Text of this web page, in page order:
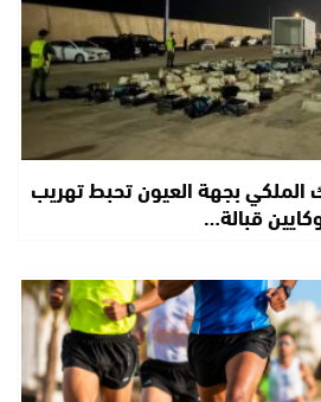
الملكي بجهة العيون تحبط تهريب